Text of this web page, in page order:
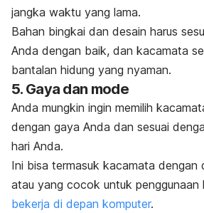
jangka waktu yang lama.
Bahan bingkai dan desain harus
Anda dengan baik, dan kacamata
bantalan hidung yang nyaman.
5. Gaya dan mode
Anda mungkin ingin memilih
dengan gaya Anda dan sesuai
hari Anda.
Ini bisa termasuk kacamata dengan
atau yang cocok untuk penggunaan
bekerja di depan komputer.